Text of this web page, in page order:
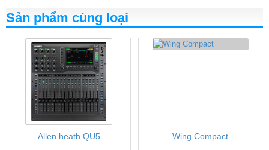
Sản phẩm cùng loại
Allen heath QU5 Wing Compact